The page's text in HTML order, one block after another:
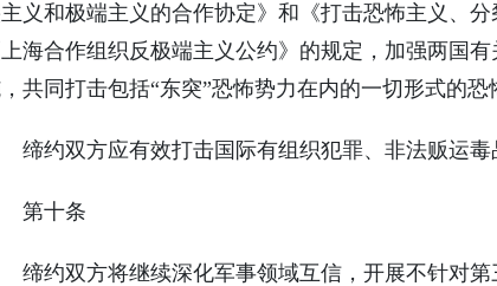
义和极端主义的合作协定》和《打击恐怖主义、
上海合作组织反极端主义公约》的规定，加强两国
共同打击包括“东突”恐怖势力在内的一切形式的恐
缔约双方应有效打击国际有组织犯罪、非法贩运
第十条
缔约双方将继续深化军事领域互信，开展不针对